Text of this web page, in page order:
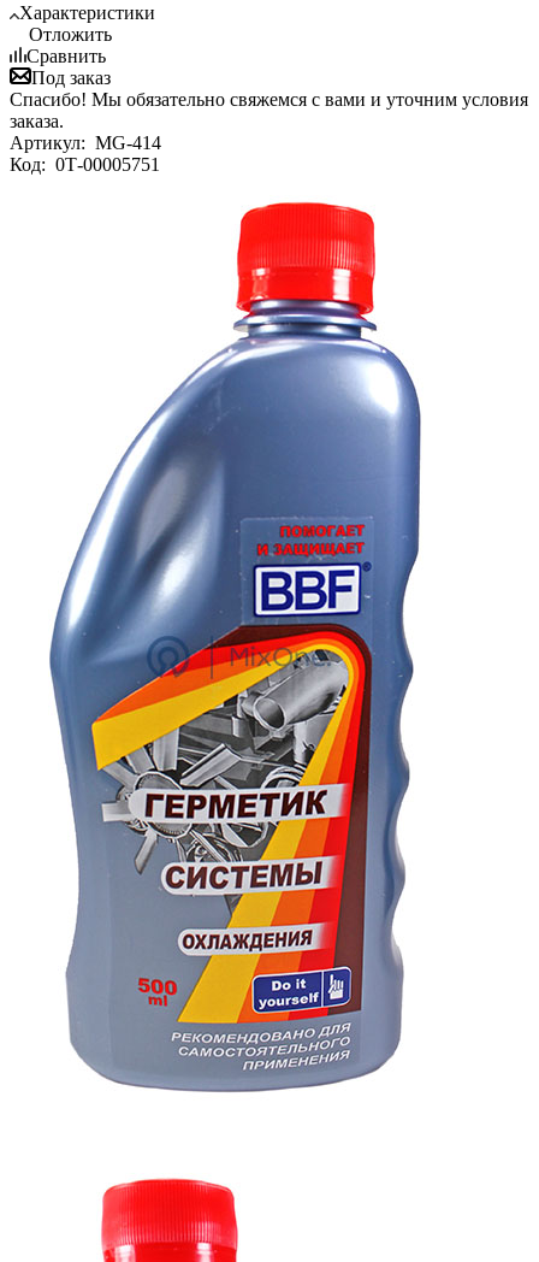
Характеристики
Отложить
Сравнить
Под заказ
Спасибо! Мы обязательно свяжемся с вами и уточним условия
заказа.
Артикул: MG-414
Код: 0Т-00005751